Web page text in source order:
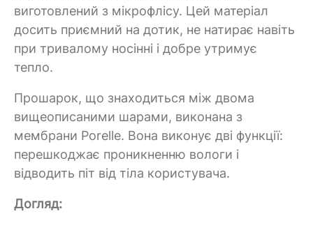
виготовлений з мікрофлісу. Цей матеріал
досить приємний на дотик, не натирає навіть
при тривалому носінні і добре утримує
тепло.
Прошарок, що знаходиться між двома
вищеописаними шарами, виконана з
мембрани Porelle. Вона виконує дві функції:
перешкоджає проникненню вологи і
відводить піт від тіла користувача.
Догляд: